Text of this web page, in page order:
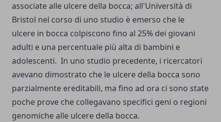
associate alle ulcere della bocca; all'Università di
Bristol nel corso di uno studio è emerso che le
ulcere in bocca colpiscono fino al 25% dei giovani
adulti e una percentuale più alta di bambini e
adolescenti. In uno studio precedente, i ricercatori
avevano dimostrato che le ulcere della bocca sono
parzialmente ereditabili, ma fino ad ora ci sono state
poche prove che collegavano specifici geni o regioni
genomiche alle ulcere della bocca.